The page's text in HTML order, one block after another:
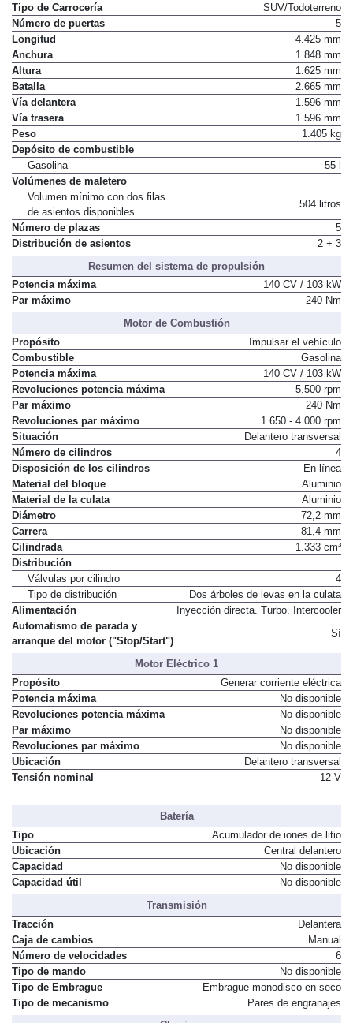
Tipo de Carrocería
SUV/Todoterreno
Número de puertas
5
Longitud
4.425 mm
Anchura
1.848 mm
Altura
1.625 mm
Batalla
2.665 mm
Vía delantera
1.596 mm
Vía trasera
1.596 mm
Peso
1.405 kg
Depósito de combustible
Gasolina
55 l
Volúmenes de maletero
Volumen mínimo con dos filas
de asientos disponibles
504 litros
Número de plazas
5
Distribución de asientos
2 + 3
Resumen del sistema de propulsión
Potencia máxima
140 CV / 103 kW
Par máximo
240 Nm
Motor de Combustión
Propósito
Impulsar el vehículo
Combustible
Gasolina
Potencia máxima
140 CV / 103 kW
Revoluciones potencia máxima
5.500 rpm
Par máximo
240 Nm
Revoluciones par máximo
1.650 - 4.000 rpm
Situación
Delantero transversal
Número de cilindros
4
Disposición de los cilindros
En línea
Material del bloque
Aluminio
Material de la culata
Aluminio
Diámetro
72,2 mm
Carrera
81,4 mm
Cilindrada
1.333 cm³
Distribución
Válvulas por cilindro
4
Tipo de distribución
Dos árboles de levas en la culata
Alimentación
Inyección directa. Turbo. Intercooler
Automatismo de parada y
arranque del motor ("Stop/Start")
Sí
Motor Eléctrico 1
Propósito
Generar corriente eléctrica
Potencia máxima
No disponible
Revoluciones potencia máxima
No disponible
Par máximo
No disponible
Revoluciones par máximo
No disponible
Ubicación
Delantero transversal
Tensión nominal
12 V
Batería
Tipo
Acumulador de iones de litio
Ubicación
Central delantero
Capacidad
No disponible
Capacidad útil
No disponible
Transmisión
Tracción
Delantera
Caja de cambios
Manual
Número de velocidades
6
Tipo de mando
No disponible
Tipo de Embrague
Embrague monodisco en seco
Tipo de mecanismo
Pares de engranajes